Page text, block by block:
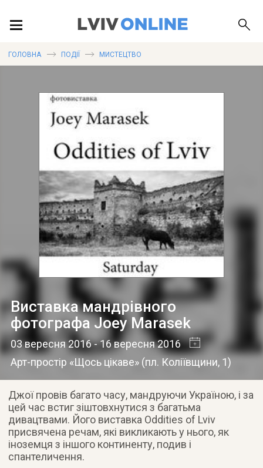
ПУБЛІКАЦІЇ
ДОВІДКА
ГОЛОВНА ПОДІЇ МИСТЕЦТВО
Виставка мандрівного
фотографа Joey Marasek
03 вересня 2016- 16 вересня 2016
Арт-простір «Щось цікаве» (пл. Коліївщини, 1)
Джої провів багато часу, мандруючи Україною, і за
цей час встиг зіштовхнутися з багатьма
дивацтвами. Його виставка Oddities of Lviv
присвячена речам, які викликають у нього, як
іноземця з іншого континенту, подив і
спантеличення.